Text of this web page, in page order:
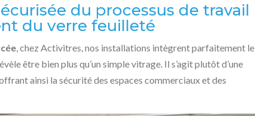
du processus de travail
du verre feuilleté
, chez Activitres, nos installations intègrent parfaitement le
être bien plus qu’un simple vitrage. Il s’agit plutôt d’une
ainsi la sécurité des espaces commerciaux et des